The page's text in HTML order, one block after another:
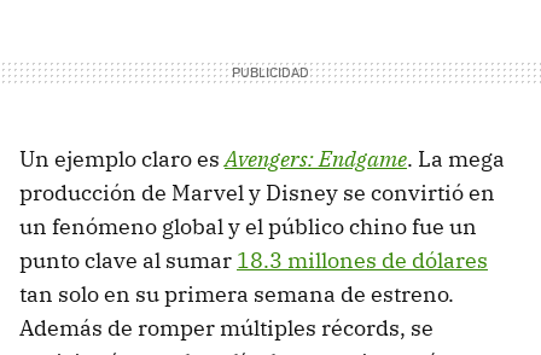
Un ejemplo claro esAvengers: Endgame. La mega
producción de Marvel y Disney se convirtió en
un fenómeno global y el público chino fue un
punto clave al sumar 18.3 millones de dólares
tan solo en su primera semana de estreno.
Además de romper múltiples récords, se